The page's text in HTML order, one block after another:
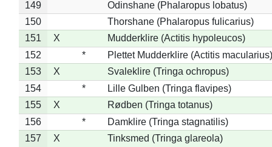
149
Odinshane (Phalaropus lobatus)
150
Thorshane (Phalaropus fulicarius)
151
X
Mudderklire (Actitis hypoleucos)
152
*
Plettet Mudderklire (Actitis macularius)
153
X
Svaleklire (Tringa ochropus)
154
*
Lille Gulben (Tringa flavipes)
155
X
Rødben (Tringa totanus)
156
*
Damklire (Tringa stagnatilis)
157
X Tinksmed (Tringa glareola)